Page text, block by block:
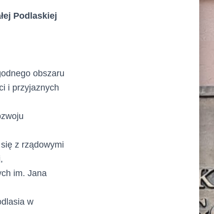
Podlaskiej
obszaru
i przyjaznych
z rządowymi
im. Jana
w